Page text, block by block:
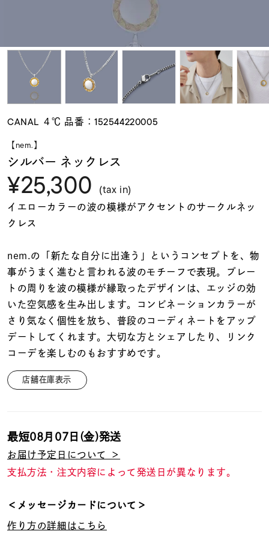
誕生石
モチーフ
ト
着用シーン
コレクション
レディース
リングサイズ
リングサイズ
在庫 在庫ありのみ すべて表示
CANAL ４℃ 品番：152544220005
【nem.】
シルバー ネックレス
¥25,300 (tax in)
イエローカラーの波の模様がアクセントのサークルネッ
クレス
nem.の「新たな自分に出逢う」というコンセプトを、物
事がうまく進むと言われる波のモチーフで表現。プレー
トの周りを波の模様が縁取ったデザインは、エッジの効
いた空気感を生み出します。コンビネーションカラーが
さり気なく個性を放ち、普段のコーディネートをアップ
デートしてくれます。大切な方とシェアしたり、リンク
コーデを楽しむのもおすすめです。
店舗在庫表示
最短08月07日(金)発送
お届け予定日について ＞
支払方法・注文内容によって発送日が異なります。
＜メッセージカードについて＞
作り方の詳細はこちら